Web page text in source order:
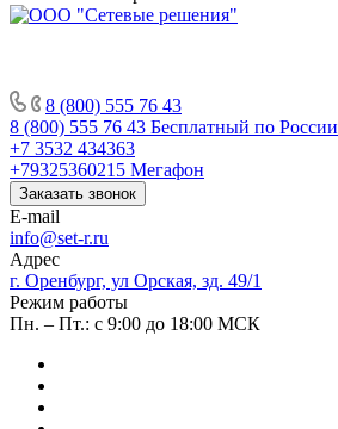
8 (800) 555 76 43
8 (800) 555 76 43 Бесплатный по России
+7 3532 434363
+79325360215 Мегафон
Заказать звонок
E-mail
info@set-r.ru
Адрес
г. Оренбург, ул Орская, зд. 49/1
Режим работы
Пн. – Пт.: с 9:00 до 18:00 МСК